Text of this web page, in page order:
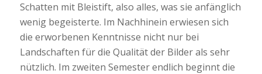
Schatten mit Bleistift, also alles, was sie anfänglich
wenig begeisterte. Im Nachhinein erwiesen sich
die erworbenen Kenntnisse nicht nur bei
Landschaften für die Qualität der Bilder als sehr
nützlich. Im zweiten Semester endlich beginnt die